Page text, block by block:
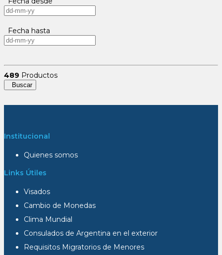
Fecha hasta
489 Productos
Buscar
Institucional
Quienes somos
Links Útiles
Visados
Cambio de Monedas
Clima Mundial
Consulados de Argentina en el exterior
Requisitos Migratorios de Menores